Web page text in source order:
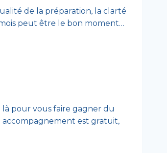
de la préparation, la clarté
peut être le bon moment…
là pour vous faire gagner du
accompagnement est gratuit,